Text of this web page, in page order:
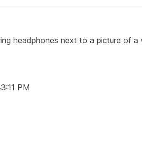
headphones next to a picture of
PM